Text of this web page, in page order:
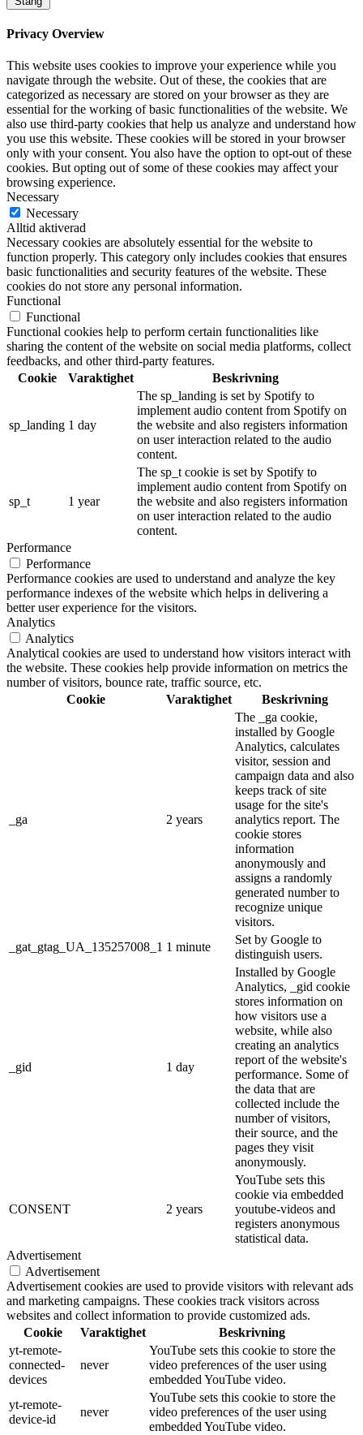
Privacy Overview
This website uses cookies to improve your experience while you
navigate through the website. Out of these, the cookies that are
categorized as necessary are stored on your browser as they are
essential for the working of basic functionalities of the website. We
also use third-party cookies that help us analyze and understand how
you use this website. These cookies will be stored in your browser
only with your consent. You also have the option to opt-out of these
cookies. But opting out of some of these cookies may affect your
browsing experience.
Necessary
Necessary
Alltid aktiverad
Necessary cookies are absolutely essential for the website to
function properly. This category only includes cookies that ensures
basic functionalities and security features of the website. These
cookies do not store any personal information.
Functional
Functional
Functional cookies help to perform certain functionalities like
sharing the content of the website on social media platforms, collect
feedbacks, and other third-party features.
Cookie
Varaktighet Beskrivning
sp_landing 1 day
The sp_landing is set by Spotify to
implement audio content from Spotify on
the website and also registers information
on user interaction related to the audio
content.
sp_t 1 year
The sp_t cookie is set by Spotify to
implement audio content from Spotify on
the website and also registers information
on user interaction related to the audio
content.
Performance
Performance
Performance cookies are used to understand and analyze the key
performance indexes of the website which helps in delivering a
better user experience for the visitors.
Analytics
Analytics
Analytical cookies are used to understand how visitors interact with
the website. These cookies help provide information on metrics the
number of visitors, bounce rate, traffic source, etc.
Cookie
Varaktighet Beskrivning
_ga 2 years
The _ga cookie,
installed by Google
Analytics, calculates
visitor, session and
campaign data and also
keeps track of site
usage for the site's
analytics report. The
cookie stores
information
anonymously and
assigns a randomly
generated number to
recognize unique
visitors.
_gat_gtag_UA_135257008_1 1 minute
Set by Google to
distinguish users.
_gid 1 day
Installed by Google
Analytics, _gid cookie
stores information on
how visitors use a
website, while also
creating an analytics
report of the website's
performance. Some of
the data that are
collected include the
number of visitors,
their source, and the
pages they visit
anonymously.
CONSENT 2 years
YouTube sets this
cookie via embedded
youtube-videos and
registers anonymous
statistical data.
Advertisement
Advertisement
Advertisement cookies are used to provide visitors with relevant ads
and marketing campaigns. These cookies track visitors across
websites and collect information to provide customized ads.
Cookie
Varaktighet
Beskrivning
yt-remote-
connected-
devices
never
YouTube sets this cookie to store the
video preferences of the user using
embedded YouTube video.
yt-remote-
device-id
never
YouTube sets this cookie to store the
video preferences of the user using
embedded YouTube video.